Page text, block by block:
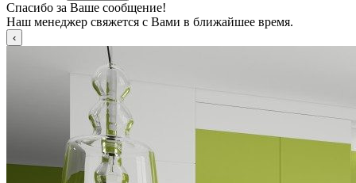
Спасибо за Ваше сообщение!
Наш менеджер свяжется с Вами в ближайшее время.